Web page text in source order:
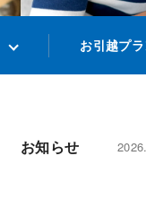
お引越プ
お知らせ